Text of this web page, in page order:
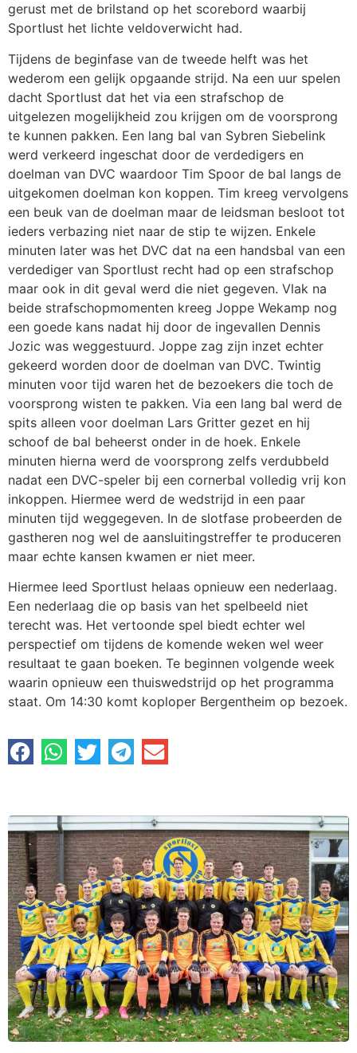
gerust met de brilstand op het scorebord waarbij
Sportlust het lichte veldoverwicht had.
Tijdens de beginfase van de tweede helft was het
wederom een gelijk opgaande strijd. Na een uur spelen
dacht Sportlust dat het via een strafschop de
uitgelezen mogelijkheid zou krijgen om de voorsprong
te kunnen pakken. Een lang bal van Sybren Siebelink
werd verkeerd ingeschat door de verdedigers en
doelman van DVC waardoor Tim Spoor de bal langs de
uitgekomen doelman kon koppen. Tim kreeg vervolgens
een beuk van de doelman maar de leidsman besloot tot
ieders verbazing niet naar de stip te wijzen. Enkele
minuten later was het DVC dat na een handsbal van een
verdediger van Sportlust recht had op een strafschop
maar ook in dit geval werd die niet gegeven. Vlak na
beide strafschopmomenten kreeg Joppe Wekamp nog
een goede kans nadat hij door de ingevallen Dennis
Jozic was weggestuurd. Joppe zag zijn inzet echter
gekeerd worden door de doelman van DVC. Twintig
minuten voor tijd waren het de bezoekers die toch de
voorsprong wisten te pakken. Via een lang bal werd de
spits alleen voor doelman Lars Gritter gezet en hij
schoof de bal beheerst onder in de hoek. Enkele
minuten hierna werd de voorsprong zelfs verdubbeld
nadat een DVC-speler bij een cornerbal volledig vrij kon
inkoppen. Hiermee werd de wedstrijd in een paar
minuten tijd weggegeven. In de slotfase probeerden de
gastheren nog wel de aansluitingstreffer te produceren
maar echte kansen kwamen er niet meer.
Hiermee leed Sportlust helaas opnieuw een nederlaag.
Een nederlaag die op basis van het spelbeeld niet
terecht was. Het vertoonde spel biedt echter wel
perspectief om tijdens de komende weken wel weer
resultaat te gaan boeken. Te beginnen volgende week
waarin opnieuw een thuiswedstrijd op het programma
staat. Om 14:30 komt koploper Bergentheim op bezoek.